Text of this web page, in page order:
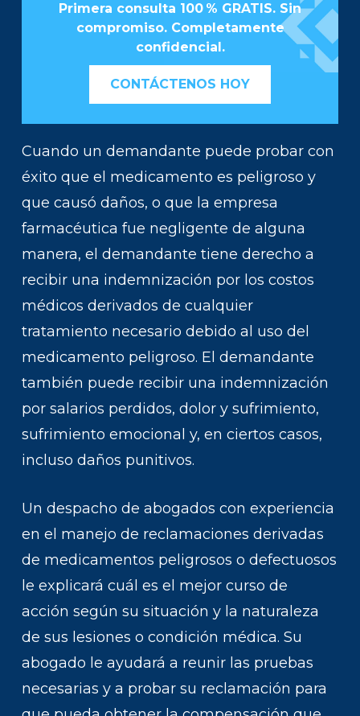
Primera consulta 100 % GRATIS. Sin
compromiso. Completamente
confidencial.
CONTÁCTENOS HOY
Cuando un demandante puede probar con
éxito que el medicamento es peligroso y
que causó daños, o que la empresa
farmacéutica fue negligente de alguna
manera, el demandante tiene derecho a
recibir una indemnización por los costos
médicos derivados de cualquier
tratamiento necesario debido al uso del
medicamento peligroso. El demandante
también puede recibir una indemnización
por salarios perdidos, dolor y sufrimiento,
sufrimiento emocional y, en ciertos casos,
incluso daños punitivos.
Un despacho de abogados con experiencia
en el manejo de reclamaciones derivadas
de medicamentos peligrosos o defectuosos
le explicará cuál es el mejor curso de
acción según su situación y la naturaleza
de sus lesiones o condición médica. Su
abogado le ayudará a reunir las pruebas
necesarias y a probar su reclamación para